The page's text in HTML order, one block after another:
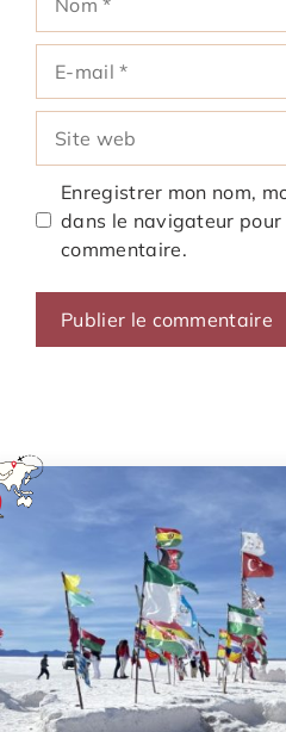
mail
web
Enregistrer mon nom,
dans le navigateur pour
commentaire.